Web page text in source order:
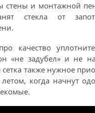
стены и монтажной
стекла от
качество
«не задубел» и не
также нужное
когда начнут